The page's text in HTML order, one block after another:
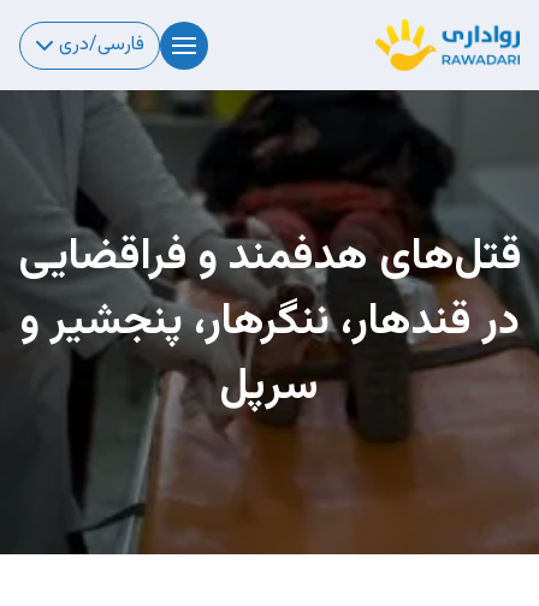
فارسی/دری
قتل‌های هدفمند و فراقضایی
در قندهار، ننگرهار،‌ پنجشیر و
سرپل